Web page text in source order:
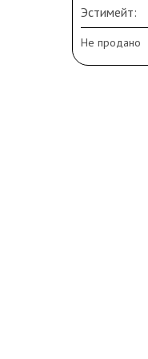
Эстимейт:
Не продано